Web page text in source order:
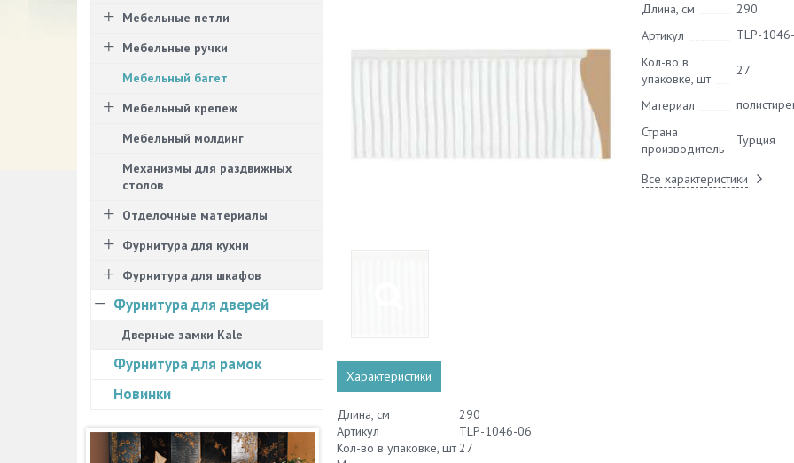
Длина, см
290
Артикул
TLP-
Кол-во в
упаковке, шт
27
Материал
Страна
производитель
Турция
Все характеристики
Характеристики
Длина, см
290
Артикул
TLP-1046-06
Кол-во в упаковке, шт27
Мебельные петли
Мебельные ручки
Мебельный багет
Мебельный крепеж
Мебельный молдинг
Механизмы для раздвижных
столов
Отделочные материалы
Фурнитура для кухни
Фурнитура для шкафов
Фурнитура для дверей
Дверные замки Kale
Фурнитура для рамок
Новинки